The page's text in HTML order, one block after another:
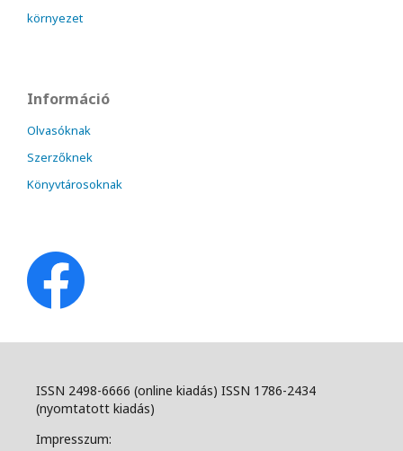
környezet
Információ
Olvasóknak
Szerzőknek
Könyvtárosoknak
ISSN 2498-6666 (online kiadás) ISSN 1786-2434
(nyomtatott kiadás)
Impresszum: